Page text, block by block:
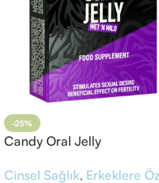
-25%
Candy Oral Jelly
Cinsel Sağlık, Erkeklere